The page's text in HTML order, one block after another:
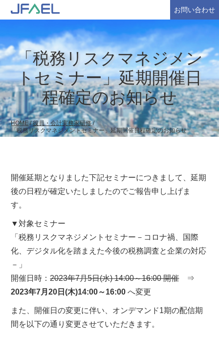
お問い合わせ
「税務リスクマネジメン
トセミナー」延期開催日
程確定のお知らせ
HOME/役員・会計実務家研修/
「税務リスクマネジメントセミナー」延期開催日程確定のお知らせ
開催延期となりました下記セミナーにつきまして、延期
後の日程が確定いたしましたのでご報告申し上げま
す。
▼対象セミナー
「税務リスクマネジメントセミナー－コロナ禍、国際
化、デジタル化を踏まえた今後の税務調査と企業の対応
－」
開催日時：2023年7月5日(水) 14:00～16:00 開催⇒
2023年7月20日(木)14:00～16:00へ変更
また、開催日の変更に伴い、オンデマンド1期の配信期
間を以下の通り変更させていただきます。